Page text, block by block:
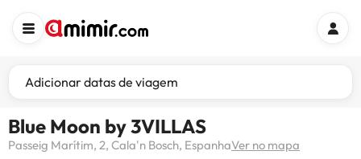
Adicionar datas de viagem
Blue Moon by 3VILLAS
Passeig Marítim, 2, Cala'n Bosch, EspanhaVer no mapa